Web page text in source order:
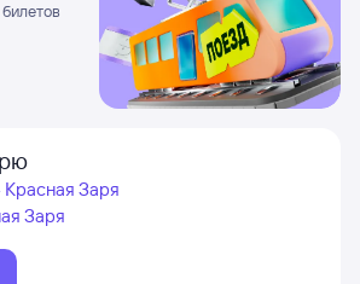
Заря
Заря